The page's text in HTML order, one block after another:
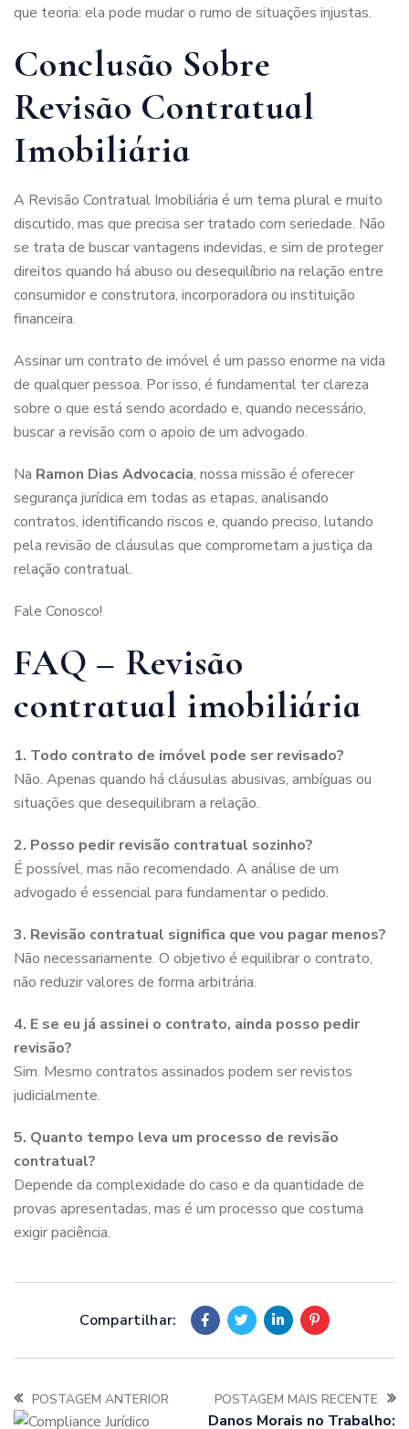
que teoria: ela pode mudar o rumo de situações injustas.
Conclusão Sobre
Revisão Contratual
Imobiliária
A Revisão Contratual Imobiliária é um tema plural e muito
discutido, mas que precisa ser tratado com seriedade. Não
se trata de buscar vantagens indevidas, e sim de proteger
direitos quando há abuso ou desequilíbrio na relação entre
consumidor e construtora, incorporadora ou instituição
financeira.
Assinar um contrato de imóvel é um passo enorme na vida
de qualquer pessoa. Por isso, é fundamental ter clareza
sobre o que está sendo acordado e, quando necessário,
buscar a revisão com o apoio de um advogado.
Na Ramon Dias Advocacia, nossa missão é oferecer
segurança jurídica em todas as etapas, analisando
contratos, identificando riscos e, quando preciso, lutando
pela revisão de cláusulas que comprometam a justiça da
relação contratual.
Fale Conosco!
FAQ – Revisão
contratual imobiliária
1. Todo contrato de imóvel pode ser revisado?
Não. Apenas quando há cláusulas abusivas, ambíguas ou
situações que desequilibram a relação.
2. Posso pedir revisão contratual sozinho?
É possível, mas não recomendado. A análise de um
advogado é essencial para fundamentar o pedido.
3. Revisão contratual significa que vou pagar menos?
Não necessariamente. O objetivo é equilibrar o contrato,
não reduzir valores de forma arbitrária.
4. E se eu já assinei o contrato, ainda posso pedir
revisão?
Sim. Mesmo contratos assinados podem ser revistos
judicialmente.
5. Quanto tempo leva um processo de revisão
contratual?
Depende da complexidade do caso e da quantidade de
provas apresentadas, mas é um processo que costuma
exigir paciência.
Compartilhar:
POSTAGEM ANTERIOR POSTAGEM MAIS RECENTE
Danos Morais no Trabalho: